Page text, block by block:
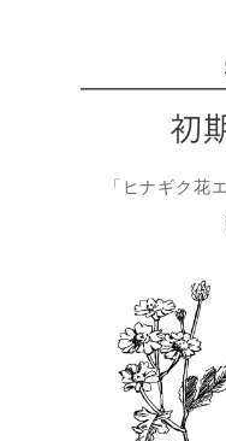
「ヒナギク花